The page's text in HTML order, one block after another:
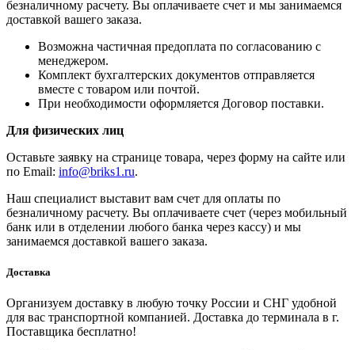
безналичному расчету. Вы оплачиваете счет и мы занимаемся
доставкой вашего заказа.
Возможна частичная предоплата по согласованию с
менеджером.
Комплект бухгалтерских документов отправляется
вместе с товаром или почтой.
При необходимости оформляется Договор поставки.
Для физических лиц
Оставьте заявку на странице товара, через форму на сайте или
по Email: info@briks1.ru.
Наш специалист выставит вам счет для оплаты по
безналичному расчету. Вы оплачиваете счет (через мобильный
банк или в отделении любого банка через кассу) и мы
занимаемся доставкой вашего заказа.
Доставка
Организуем доставку в любую точку России и СНГ удобной
для вас транспортной компанией. Доставка до терминала в г.
Поставщика бесплатно!